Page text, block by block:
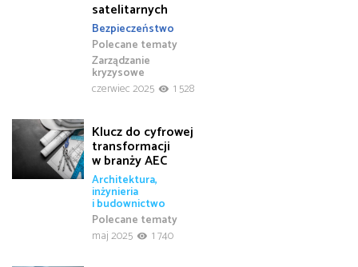
satelitarnych
Bezpieczeństwo
Polecane tematy
Zarządzanie
kryzysowe
czerwiec 2025
1 528
Klucz do cyfrowej
transformacji
w branży AEC
Architektura,
inżynieria
i budownictwo
Polecane tematy
maj 2025
1 740